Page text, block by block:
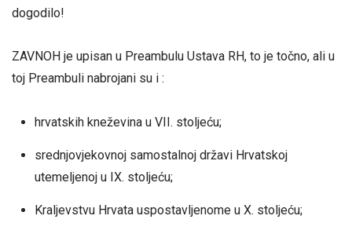
dogodilo!
ZAVNOH je upisan u Preambulu Ustava RH, to je točno, ali u
toj Preambuli nabrojani su i :
hrvatskih kneževina u VII. stoljeću;
srednjovjekovnoj samostalnoj državi Hrvatskoj
utemeljenoj u IX. stoljeću;
Kraljevstvu Hrvata uspostavljenome u X. stoljeću;